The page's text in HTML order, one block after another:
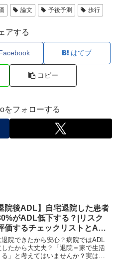
論文 予後予測 歩行
アする
はてブ
コピー
をフォローする
院後ADL】自宅退院した患者
がADL低下する？|リスク
価するチェックリストとADL
を防ぐ3つの戦略
院できたから安心？病院ではADL
したから大丈夫？「退院＝家で生活
」と考えてはいませんか？実は、